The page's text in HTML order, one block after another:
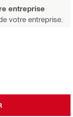
entreprise
votre entreprise.